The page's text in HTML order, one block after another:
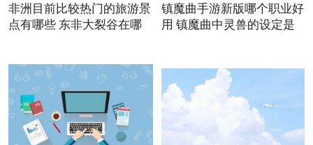
非洲目前比较热门的旅游景
点有哪些 东非大裂谷在哪
镇魔曲手游新版哪个职业好
用 镇魔曲中灵兽的设定是